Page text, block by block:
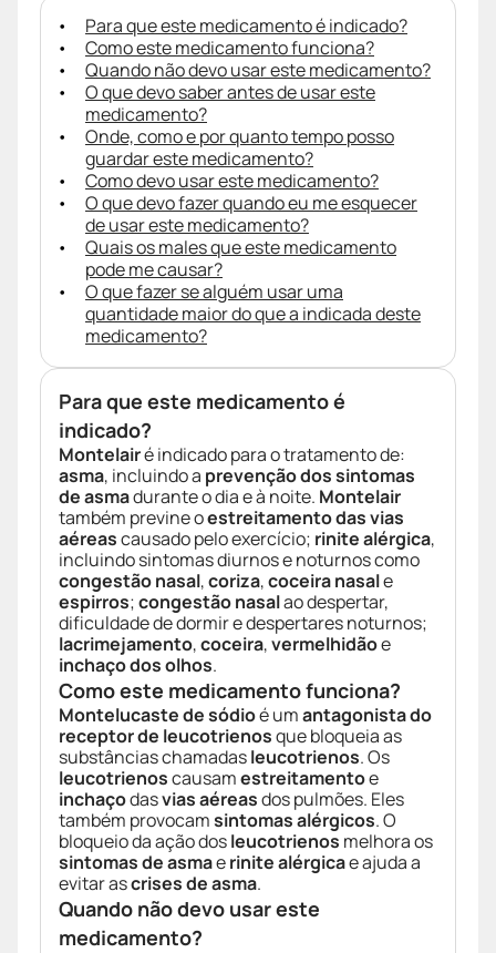
Para que este medicamento é indicado?
Como este medicamento funciona?
Quando não devo usar este medicamento?
O que devo saber antes de usar este
medicamento?
Onde, como e por quanto tempo posso
guardar este medicamento?
Como devo usar este medicamento?
O que devo fazer quando eu me esquecer
de usar este medicamento?
Quais os males que este medicamento
pode me causar?
O que fazer se alguém usar uma
quantidade maior do que a indicada deste
medicamento?
Para que este medicamento é
indicado?
Montelairé indicado para o tratamento de:
asma, incluindo a prevenção dos sintomas
de asmadurante o dia e à noite. Montelair
também previne oestreitamento das vias
aéreascausado pelo exercício; rinite alérgica,
incluindo sintomas diurnos e noturnos como
congestão nasal,coriza,coceira nasale
espirros;congestão nasalao despertar,
dificuldade de dormir e despertares noturnos;
lacrimejamento,coceira,vermelhidãoe
inchaço dos olhos.
Como este medicamento funciona?
Montelucaste de sódioé umantagonista do
receptor de leucotrienosque bloqueia as
substâncias chamadasleucotrienos. Os
leucotrienoscausamestreitamentoe
inchaçodasvias aéreasdos pulmões. Eles
também provocamsintomas alérgicos. O
bloqueio da ação dosleucotrienos melhora os
sintomas de asmaerinite alérgicae ajuda a
evitar ascrises de asma.
Quando não devo usar este
medicamento?